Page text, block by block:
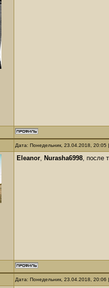
Дата: Понедельник, 23.04.2018,
Eleanor, Nurasha6998, после
Дата: Понедельник, 23.04.2018,